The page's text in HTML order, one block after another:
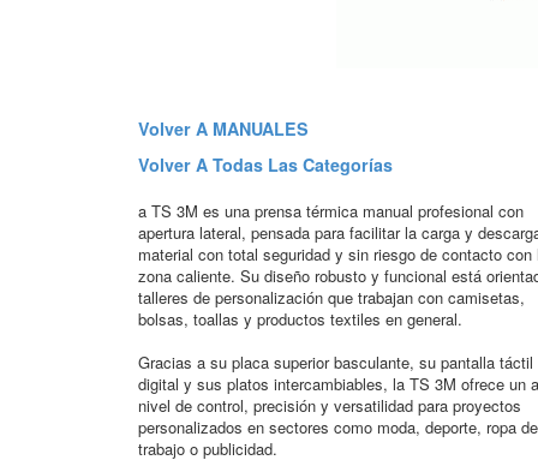
Volver A MANUALES
Volver A Todas Las Categorías
a TS 3M es una prensa térmica manual profesional con
apertura lateral, pensada para facilitar la carga y
material con total seguridad y sin riesgo de contacto con
zona caliente. Su diseño robusto y funcional está
talleres de personalización que trabajan con camisetas,
bolsas, toallas y productos textiles en general.
Gracias a su placa superior basculante, su pantalla táctil
digital y sus platos intercambiables, la TS 3M ofrece un
nivel de control, precisión y versatilidad para proyectos
personalizados en sectores como moda, deporte, ropa de
trabajo o publicidad.